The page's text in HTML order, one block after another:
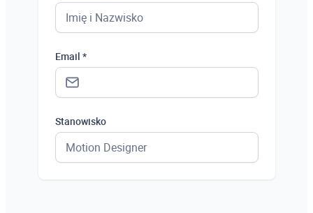
Email *
Stanowisko